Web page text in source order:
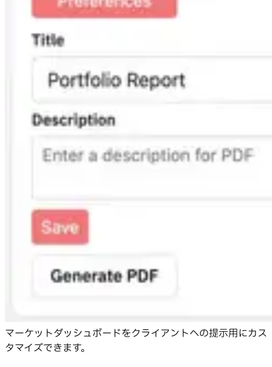
マーケットダッシュボードをクライアントへの提示用にカス
タマイズできます。